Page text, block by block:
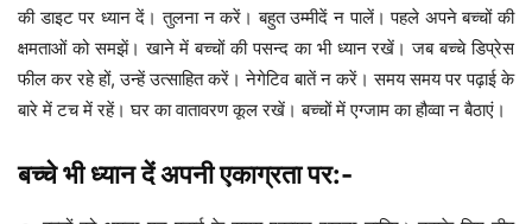
की डाइट पर ध्यान दें। तुलना न करें। बहुत उम्मीदें न पालें। पहले अपने बच्चों की
क्षमताओं को समझें। खाने में बच्चों की पसन्द का भी ध्यान रखें। जब बच्चे डिप्रेस
फील कर रहे हों, उन्हें उत्साहित करें। नेगेटिव बातें न करें। समय समय पर पढ़ाई के
बारे में टच में रहें। घर का वातावरण कूल रखें। बच्चों में एग्जाम का हौव्वा न बैठाएं।
बच्चे भी ध्यान दें अपनी एकाग्रता पर:-